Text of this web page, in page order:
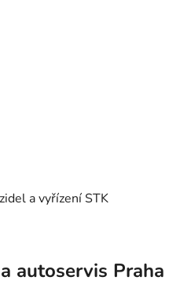
a vyřízení STK
autoservis Praha